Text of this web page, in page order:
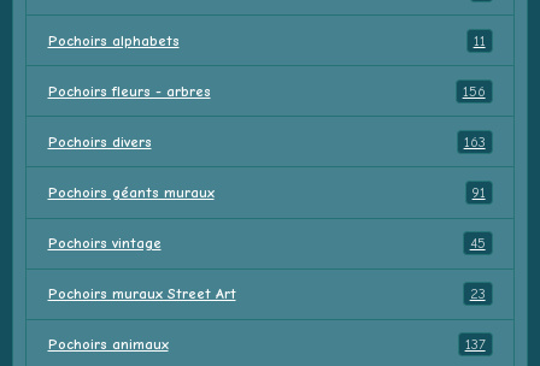
Pochoirs alphabets 11
Pochoirs fleurs - arbres 156
Pochoirs divers 163
Pochoirs géants muraux 91
Pochoirs vintage 45
Pochoirs muraux Street Art 23
Pochoirs animaux 137